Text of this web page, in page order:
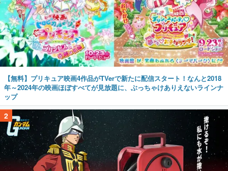
【無料】プリキュア映画4作品がTVerで新たに配信スタート！なんと2018
年～2024年の映画ほぼすべてが見放題に、ぶっちゃけありえないラインナ
ップ
2